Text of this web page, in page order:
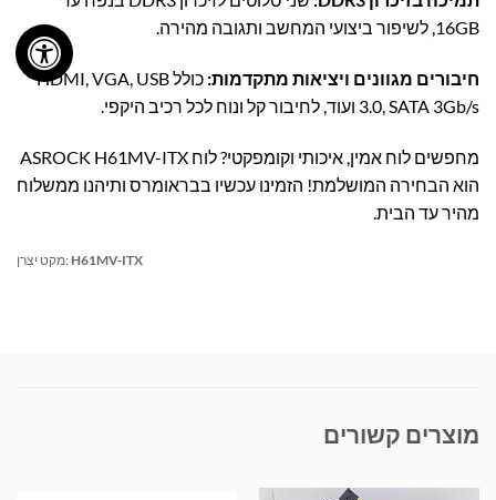
16GB, לשיפור ביצועי המחשב ותגובה מהירה.
חיבורים מגוונים ויציאות מתקדמות:
כולל HDMI, VGA, USB
3.0, SATA 3Gb/s ועוד, לחיבור קל ונוח לכל רכיב היקפי.
מחפשים לוח אמין, איכותי וקומפקטי? לוח ASROCK H61MV-ITX
הוא הבחירה המושלמת! הזמינו עכשיו בבראומרס ותיהנו ממשלוח
מהיר עד הבית.
מקט יצרן: H61MV-ITX
מוצרים קשורים